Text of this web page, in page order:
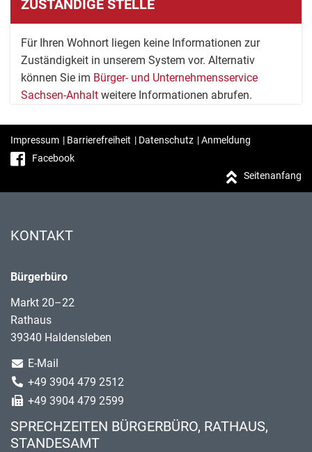
ZUSTÄNDIGE STELLE
Für Ihren Wohnort liegen keine Informationen zur
Zuständigkeit in unserem System vor. Alternativ
können Sie im Bürger- und Unternehmensservice
Sachsen-Anhalt weitere Informationen abrufen.
Impressum | Barrierefreiheit | Datenschutz |Anmeldung
Facebook
Seitenanfang
KONTAKT
Bürgerbüro
Markt 20–22
Rathaus
39340 Haldensleben
E-Mail
+49 3904 479 2512
+49 3904 479 2599
SPRECHZEITEN BÜRGERBÜRO, RATHAUS,
STANDESAMT